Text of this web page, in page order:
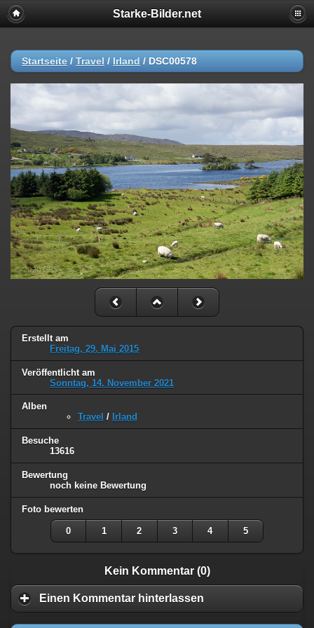
Starke-Bilder.net
Startseite / Travel / Irland / DSC00578
Erstellt am
Freitag, 29. Mai 2015
Veröffentlicht am
Sonntag, 14. November 2021
Alben
Travel / Irland
Besuche
13616
Bewertung
noch keine Bewertung
Foto bewerten
0 1 2 3 4 5
Kein Kommentar (0)
Einen Kommentar hinterlassen